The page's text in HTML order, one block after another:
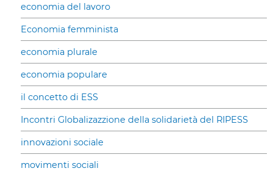
economia del lavoro
Economia femminista
economia plurale
economia populare
il concetto di ESS
Incontri Globalizazzione della solidarietà del RIPESS
innovazioni sociale
movimenti sociali